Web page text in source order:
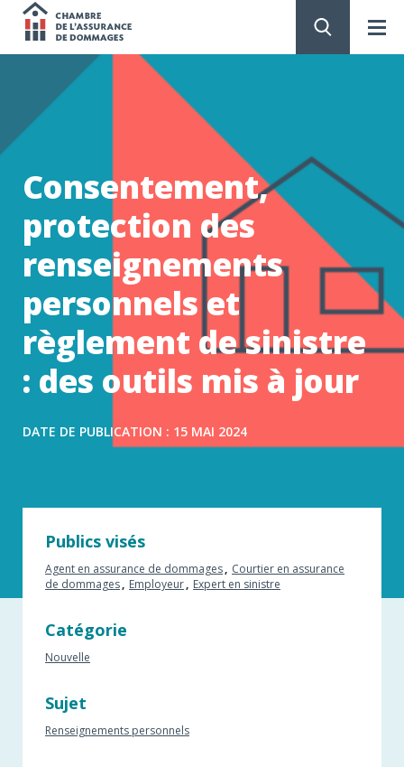
PASSER
AU
CONTENU
Chambre
de
l'assurance
de
dommages
Consentement,
protection des
renseignements
personnels et
règlement de sinistre
: des outils mis à jour
DATE DE PUBLICATION : 15 MAI 2024
Publics visés
Agent en assurance de dommages
Courtier en assurance
de dommages
Employeur Expert en sinistre
Catégorie
Nouvelle
Sujet
Renseignements personnels